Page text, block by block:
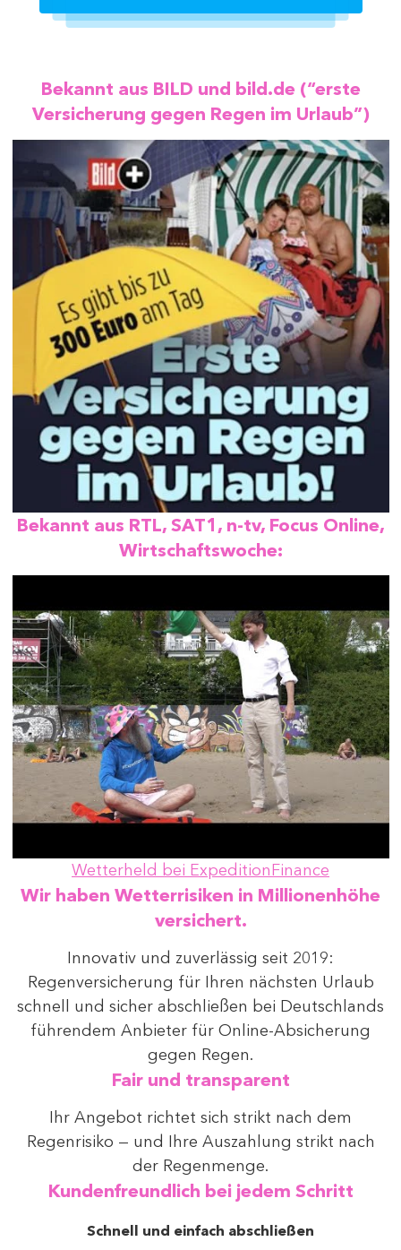
Bekannt aus BILD und bild.de (“erste
Versicherung gegen Regen im Urlaub”)
Bekannt aus RTL, SAT1, n-tv, Focus Online,
Wirtschaftswoche:
Wetterheld bei ExpeditionFinance
Wir haben Wetterrisiken in Millionenhöhe
versichert.
Innovativ und zuverlässig seit 2019:
Regenversicherung für Ihren nächsten Urlaub
schnell und sicher abschließen bei Deutschlands
führendem Anbieter für Online-Absicherung
gegen Regen.
Fair und transparent
Ihr Angebot richtet sich strikt nach dem
Regenrisiko — und Ihre Auszahlung strikt nach
der Regenmenge.
Kundenfreundlich bei jedem Schritt
Schnell und einfach abschließen